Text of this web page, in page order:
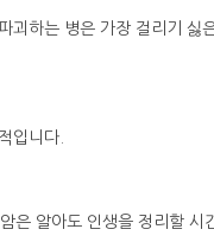
괴하는 병은 가장 걸리기 싫
입니다.
은 알아도 인생을 정리할 시